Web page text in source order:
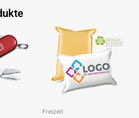
Freizeit